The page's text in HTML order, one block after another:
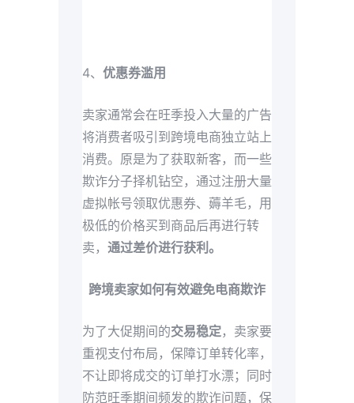
4、 优惠券滥用
卖家通常会在旺季投入大量的广告
将消费者吸引到跨境电商独立站上
消费。原是为了获取新客，而一些
欺诈分子择机钻空，通过注册大量
虚拟帐号领取优惠券、薅羊毛，用
极低的价格买到商品后再进行转
卖， 通过差价进行获利。
跨境卖家如何有效避免电商欺诈
为了大促期间的交易稳定，卖家要
重视支付布局，保障订单转化率，
不让即将成交的订单打水漂；同时
防范旺季期间频发的欺诈问题，保